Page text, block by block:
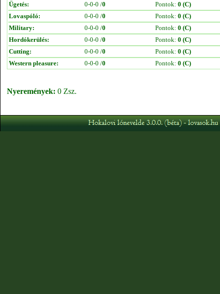
Ügetés:
0-0-0 /0 Pontok: 0 (C)
Lovaspóló:
0-0-0 /0 Pontok: 0 (C)
Military:
0-0-0 /0 Pontok: 0 (C)
Hordókerülés:
0-0-0 /0 Pontok: 0 (C)
Cutting:
0-0-0 /0 Pontok: 0 (C)
Western pleasure:
0-0-0 /0 Pontok: 0 (C)
Nyeremények: 0 Zsz.